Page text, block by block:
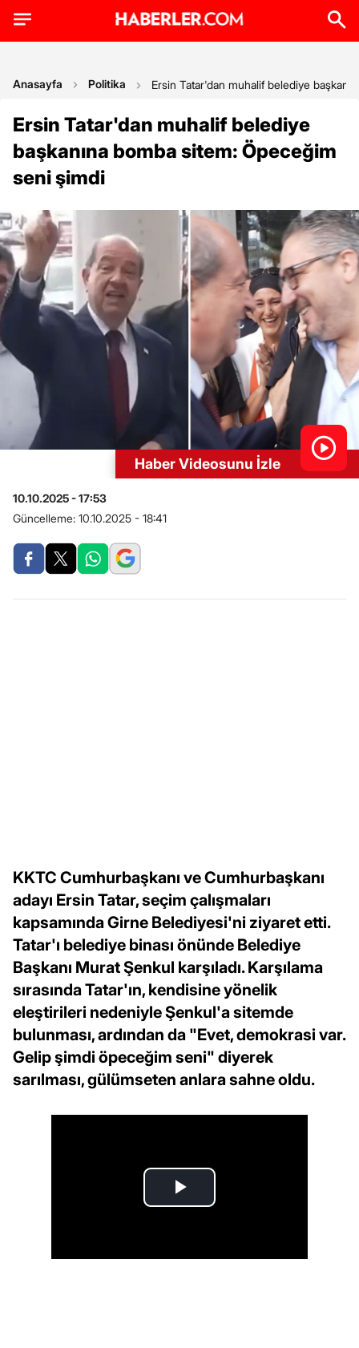
Anasayfa Politika Ersin Tatar'dan muhalif belediye
Ersin Tatar'dan muhalif belediye
başkanına bomba sitem: Öpeceğim
seni şimdi
Haber Videosunu İzle
10.10.2025 - 17:53
Güncelleme: 10.10.2025 - 18:41
KKTC Cumhurbaşkanı ve Cumhurbaşkanı
adayı Ersin Tatar, seçim çalışmaları
kapsamında Girne Belediyesi'ni ziyaret etti.
Tatar'ı belediye binası önünde Belediye
Başkanı Murat Şenkul karşıladı. Karşılama
sırasında Tatar'ın, kendisine yönelik
eleştirileri nedeniyle Şenkul'a sitemde
bulunması, ardından da "Evet, demokrasi var.
Gelip şimdi öpeceğim seni" diyerek
sarılması, gülümseten anlara sahne oldu.